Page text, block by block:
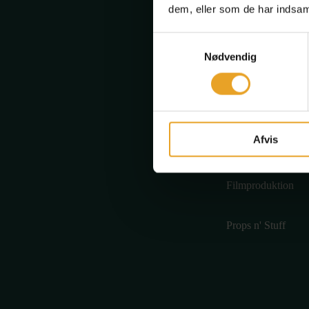
dem, eller som de har
Nødvendig
Afvis
Design - smykker
dimser
Medieval Madness
Teenagere
Filmproduktion
Props n' Stuff